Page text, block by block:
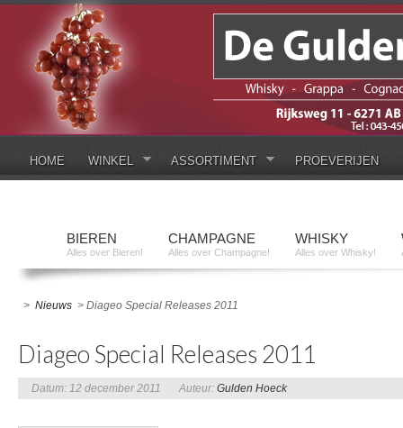
HOME WINKEL ASSORTIMENT PROEVERIJEN
BIEREN
Alles over Bieren!
CHAMPAGNE
Alles over Champagne!
WHISKY
Alles over Whisky!
> Nieuws > Diageo Special Releases 2011
Diageo Special Releases 2011
Datum: 12 december 2011 Auteur: Gulden Hoeck